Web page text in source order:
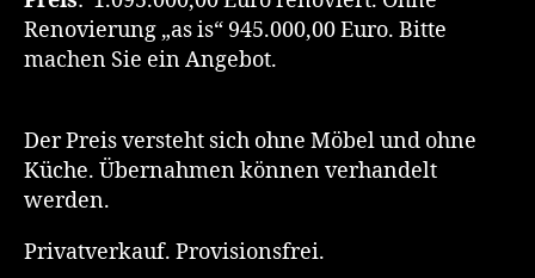
Renovierung „as is“ 945.000,00 Euro. Bitte
machen Sie ein Angebot.
Der Preis versteht sich ohne Möbel und ohne
Küche. Übernahmen können verhandelt
werden.
Privatverkauf. Provisionsfrei.